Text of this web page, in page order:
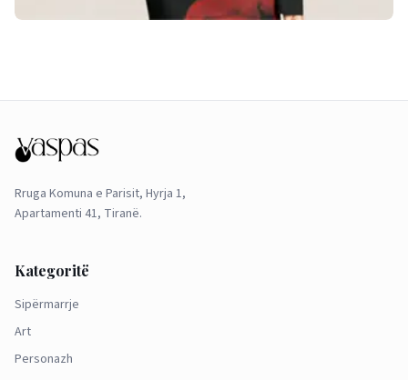
Rruga Komuna e Parisit, Hyrja 1,
Apartamenti 41, Tiranë.
Kategoritë
Sipërmarrje
Art
Personazh